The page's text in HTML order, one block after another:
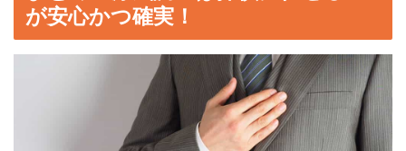
が安心かつ確実！